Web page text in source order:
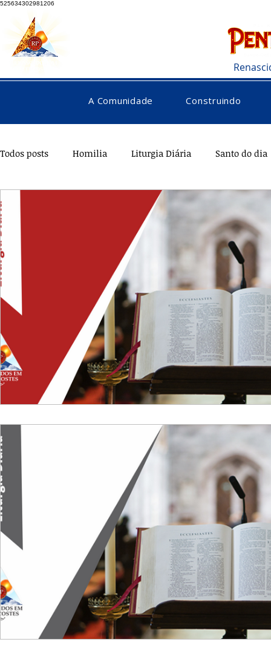
525634302981206
A Comunidade Construindo
Todos posts Homilia Liturgia Diária Santo do dia
Pentecostes Galeria